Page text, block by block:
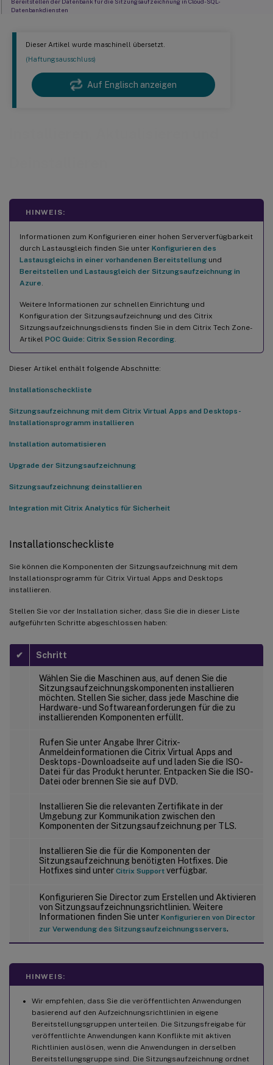
Dieser Artikel wurde maschinell übersetzt.
(Haftungsausschluss)
Auf Englisch anzeigen
HINWEIS:
Informationen zum Konfigurieren einer hohen Serververfügbarkeit
durch Lastausgleich finden Sie unter Konfigurieren des
Lastausgleichs in einer vorhandenen Bereitstellung und
Bereitstellen und Lastausgleich der Sitzungsaufzeichnung in
Azure
Weitere Informationen zur schnellen Einrichtung und
Konfiguration der Sitzungsaufzeichnung und des Citrix
Sitzungsaufzeichnungsdiensts finden Sie in dem Citrix Tech Zone-
Artikel POC Guide: Citrix Session Recording
Dieser Artikel enthält folgende Abschnitte:
Installationscheckliste
Sitzungsaufzeichnung mit dem Citrix Virtual Apps and Desktops-
Installationsprogramm installieren
Installation automatisieren
Upgrade der Sitzungsaufzeichnung
Sitzungsaufzeichnung deinstallieren
Integration mit Citrix Analytics für Sicherheit
Installationscheckliste
Sie können die Komponenten der Sitzungsaufzeichnung mit dem
Installationsprogramm für Citrix Virtual Apps and Desktops
installieren.
Stellen Sie vor der Installation sicher, dass Sie die in dieser Liste
aufgeführten Schritte abgeschlossen haben:
✔ Schritt
Wählen Sie die Maschinen aus, auf denen Sie die
Sitzungsaufzeichnungskomponenten installieren
möchten. Stellen Sie sicher, dass jede Maschine die
Hardware- und Softwareanforderungen für die zu
installierenden Komponenten erfüllt.
Rufen Sie unter Angabe Ihrer Citrix-
Anmeldeinformationen die Citrix Virtual Apps and
Desktops-Downloadseite auf und laden Sie die ISO-
Datei für das Produkt herunter. Entpacken Sie die ISO-
Datei oder brennen Sie sie auf DVD.
Installieren Sie die relevanten Zertifikate in der
Umgebung zur Kommunikation zwischen den
Komponenten der Sitzungsaufzeichnung per TLS.
Installieren Sie die für die Komponenten der
Sitzungsaufzeichnung benötigten Hotfixes. Die
Hotfixes sind unter Citrix Support verfügbar.
Konfigurieren Sie Director zum Erstellen und Aktivieren
von Sitzungsaufzeichnungsrichtlinien. Weitere
Informationen finden Sie unter Konfigurieren von Director
zur Verwendung des Sitzungsaufzeichnungsservers.
HINWEIS:
Wir empfehlen, dass Sie die veröffentlichten Anwendungen
basierend auf den Aufzeichnungsrichtlinien in eigene
Bereitstellungsgruppen unterteilen. Die Sitzungsfreigabe für
veröffentlichte Anwendungen kann Konflikte mit aktiven
Richtlinien auslösen, wenn die Anwendungen in derselben
Bereitstellungsgruppe sind. Die Sitzungsaufzeichnung ordnet
Datenbankdiensten
Integration mit Citrix Analytics für Sicherheit